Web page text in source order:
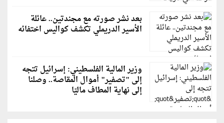
بعد نشر صورته مع مجندتين.. عائلة
الأسير الدريملي تكشف كواليس اختفائه
وزير المالية الفلسطيني: إسرائيل تتجه
إلى "تصفير" أموال المقاصة.. وصلنا
إلى نهاية المطاف ماليًا